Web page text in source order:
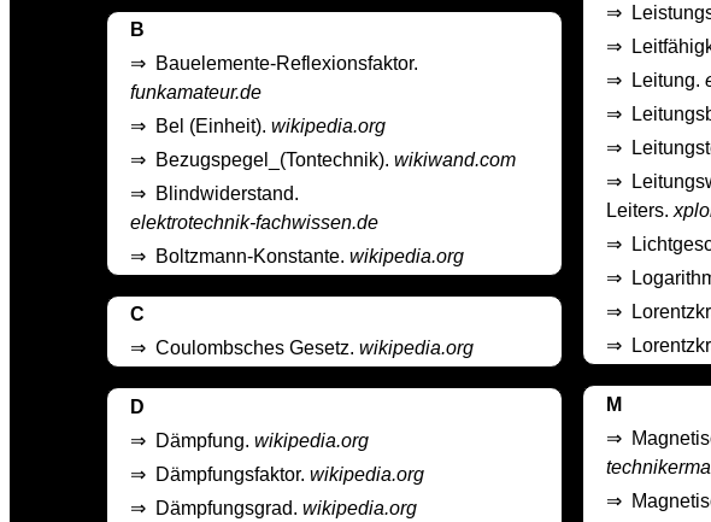
B
⇒ Bauelemente-Reflexionsfaktor.
funkamateur.de
⇒ Bel (Einheit). wikipedia.org
⇒ Bezugspegel_(Tontechnik). wikiwand.com
⇒ Blindwiderstand.
elektrotechnik-fachwissen.de
⇒ Boltzmann-Konstante. wikipedia.org
C
⇒ Coulombsches Gesetz. wikipedia.org
D
⇒ Dämpfung. wikipedia.org
⇒ Dämpfungsfaktor. wikipedia.org
⇒ Dämpfungsgrad. wikipedia.org
⇒
⇒
⇒
Leitung.
⇒
⇒
⇒
Leiters.
⇒
⇒
⇒
⇒
M
⇒
⇒